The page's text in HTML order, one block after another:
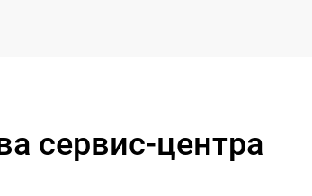
сервис-центра